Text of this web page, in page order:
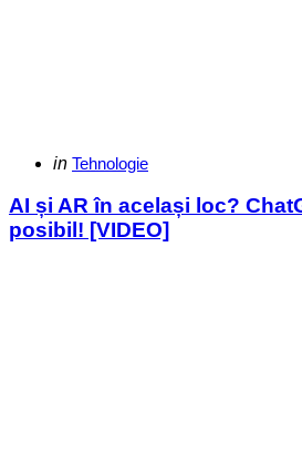
Categories
Posted
in Tehnologie
AI și AR în același loc?
posibil! [VIDEO]